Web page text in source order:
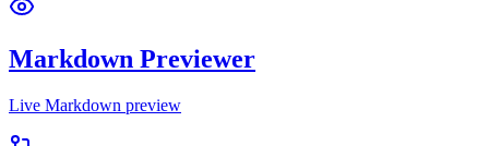
Markdown Previewer
Live Markdown preview